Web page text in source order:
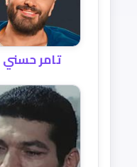
تامر حسني